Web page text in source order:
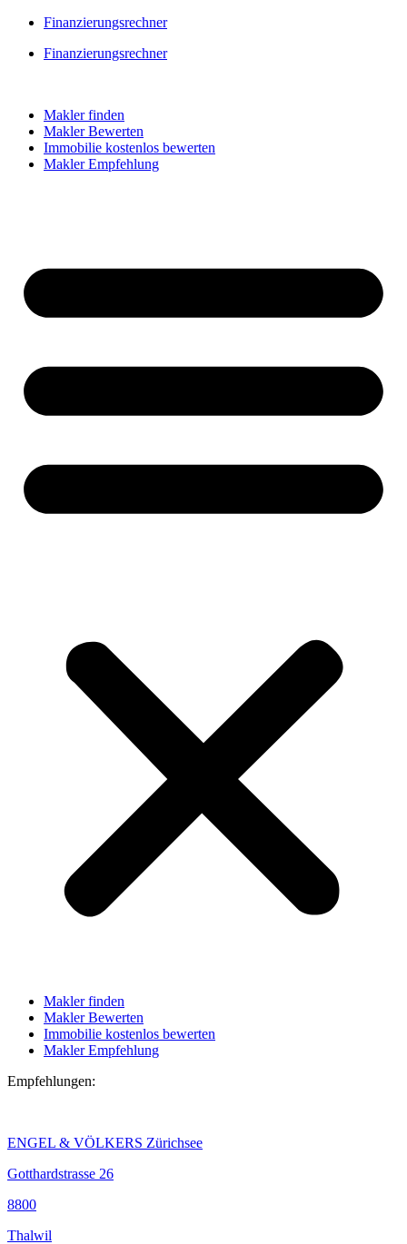
Skip
content
Finanzierungsrechner
Finanzierungsrechner
Makler finden
Makler Bewerten
Immobilie kostenlos bewerten
Makler Empfehlung
Makler finden
Makler Bewerten
Immobilie kostenlos bewerten
Makler Empfehlung
Empfehlungen:
ENGEL & VÖLKERS Zürichsee
Gotthardstrasse 26
8800
Thalwil